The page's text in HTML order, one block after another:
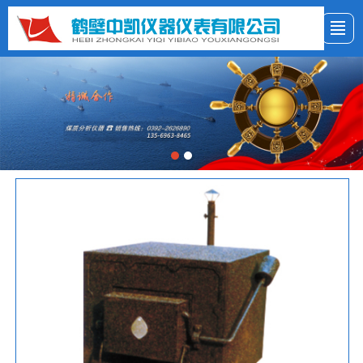
首页 公司简介 新闻资讯 产品展示
客户服务 LBS 联系我们